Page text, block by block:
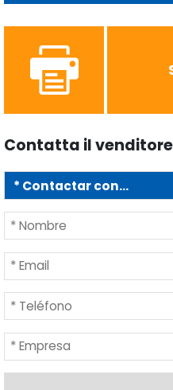
Contatta il